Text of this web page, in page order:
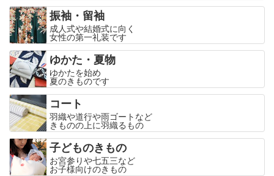
振袖・留袖
成人式や結婚式に向く
女性の第一礼装です
ゆかた・夏物
ゆかたを始め
夏のきものです
コート
羽織や道行や雨ゴートなど
きものの上に羽織るもの
子どものきもの
お宮参りや七五三など
お子様向けのきもの